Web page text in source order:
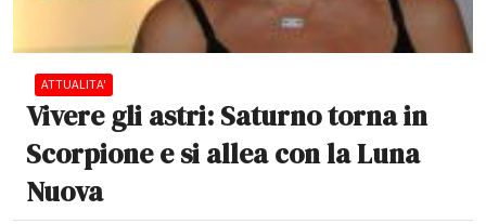
ATTUALITA'
Vivere gli astri: Saturno torna in
Scorpione e si allea con la Luna
Nuova